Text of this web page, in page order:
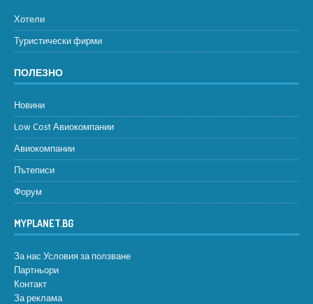
Хотели
Туристически фирми
ПОЛЕЗНО
Новини
Low Cost Авиокомпании
Авиокомпании
Пътеписи
Форум
MYPLANET.BG
За нас Условия за ползване
Партньори
Контакт
За реклама